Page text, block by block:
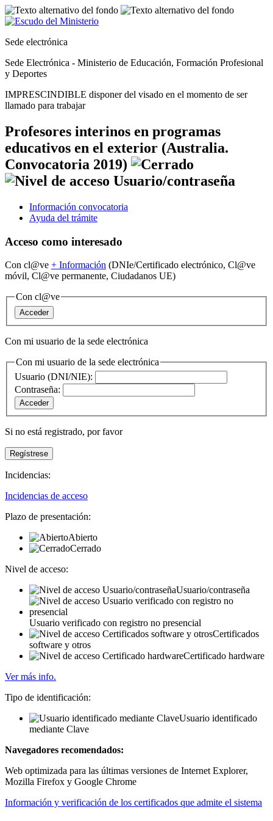
Sede electrónica
Sede Electrónica - Ministerio de Educación, Formación Profesional
y Deportes
IMPRESCINDIBLE disponer del visado en el momento de ser
llamado para trabajar
Profesores interinos en programas
educativos en el exterior (Australia.
Convocatoria 2019)
Información convocatoria
Ayuda del trámite
Acceso como interesado
Con cl@ve + Información (DNIe/Certificado electrónico, Cl@ve
móvil, Cl@ve permanente, Ciudadanos UE)
Con cl@ve
Con mi usuario de la sede electrónica
Con mi usuario de la sede electrónica
Usuario (DNI/NIE):
Contraseña:
Si no está registrado, por favor
Incidencias:
Incidencias de acceso
Plazo de presentación:
Abierto
Cerrado
Nivel de acceso:
Usuario/contraseña
Usuario verificado con registro no presencial
Certificados
software y otros
Certificado hardware
Ver más info.
Tipo de identificación:
Usuario identificado
mediante Clave
Navegadores recomendados:
Web optimizada para las últimas versiones de Internet Explorer,
Mozilla Firefox y Google Chrome
Información y verificación de los certificados que admite el sistema